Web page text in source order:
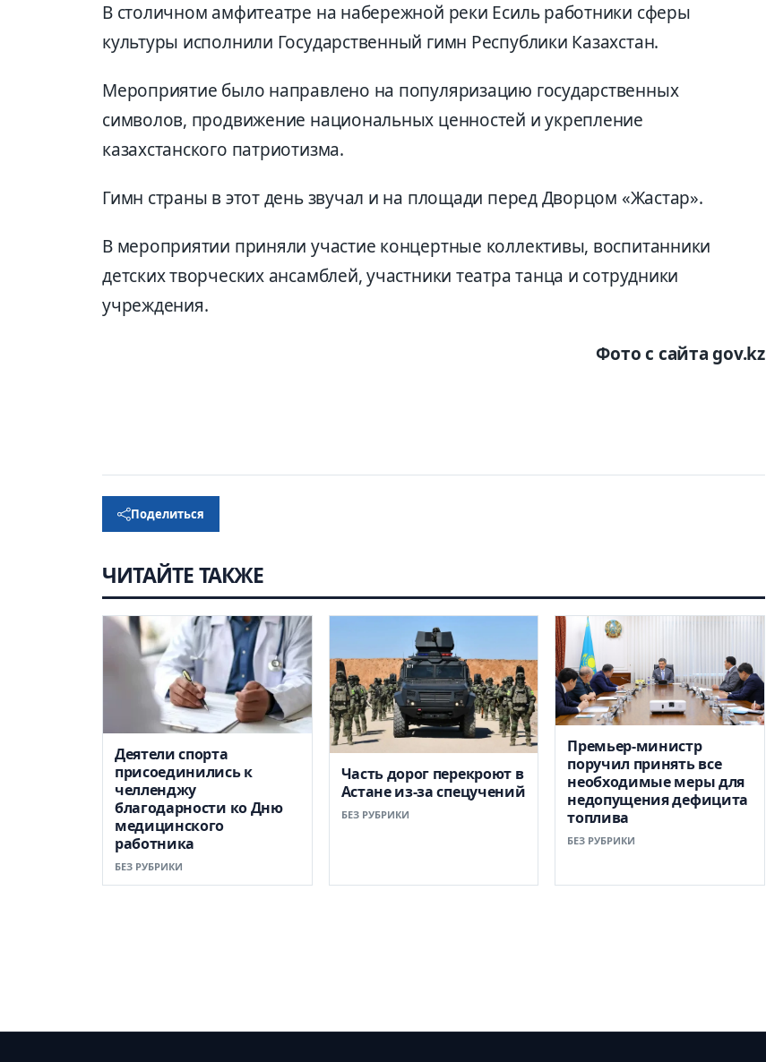
В столичном амфитеатре на набережной реки Есиль работники сферы
культуры исполнили Государственный гимн Республики Казахстан.
Мероприятие было направлено на популяризацию государственных
символов, продвижение национальных ценностей и укрепление
казахстанского патриотизма.
Гимн страны в этот день звучал и на площади перед Дворцом «Жастар».
В мероприятии приняли участие концертные коллективы, воспитанники
детских творческих ансамблей, участники театра танца и сотрудники
учреждения.
Фото с сайта gov.kz
Поделиться
ЧИТАЙТЕ ТАКЖЕ
Деятели спорта
присоединились к
челленджу
благодарности ко Дню
медицинского
работника
БЕЗ РУБРИКИ
Часть дорог перекроют в
Астане из-за спецучений
БЕЗ РУБРИКИ
Премьер-министр
поручил принять все
необходимые меры для
недопущения дефицита
топлива
БЕЗ РУБРИКИ